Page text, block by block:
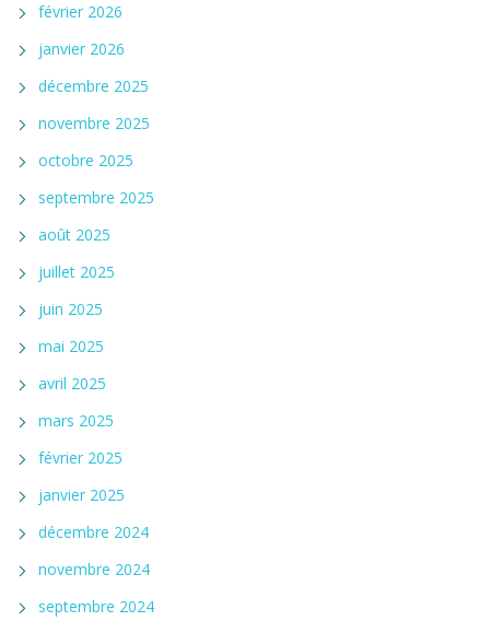
février 2026
janvier 2026
décembre 2025
novembre 2025
octobre 2025
septembre 2025
août 2025
juillet 2025
juin 2025
mai 2025
avril 2025
mars 2025
février 2025
janvier 2025
décembre 2024
novembre 2024
septembre 2024